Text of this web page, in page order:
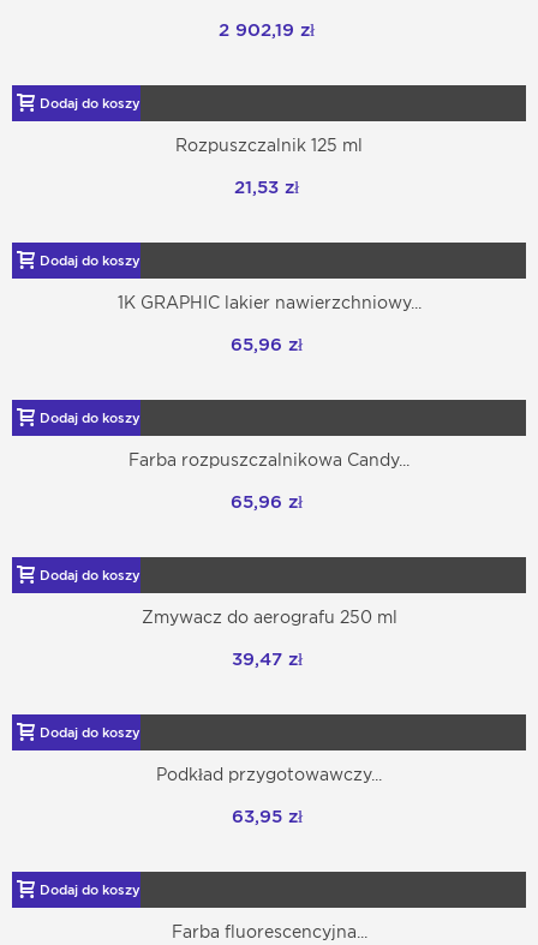
2 902,19 zł
Dodaj do koszyka
Rozpuszczalnik 125 ml
21,53 zł
Dodaj do koszyka
1K GRAPHIC lakier nawierzchniowy...
65,96 zł
Dodaj do koszyka
Farba rozpuszczalnikowa Candy...
65,96 zł
Dodaj do koszyka
Zmywacz do aerografu 250 ml
39,47 zł
Dodaj do koszyka
Podkład przygotowawczy...
63,95 zł
Dodaj do koszyka
Farba fluorescencyjna...